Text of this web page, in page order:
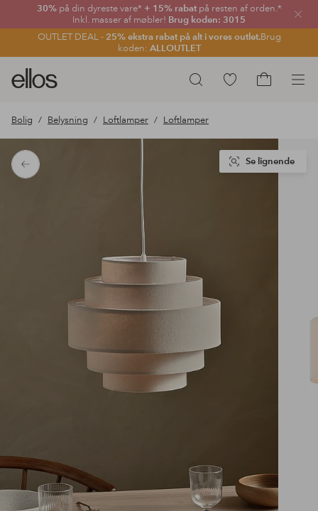
30% på din dyreste vare* + 15% rabatpå resten af orden.*
Inkl. masser af møbler! Brug koden: 3015
OUTLET DEAL - 25% ekstra rabat på alt i vores outlet.Brug
koden: ALLOUTLET
Luk
Søg
Ellos
logo
gå
forsiden
Gå
Bolig Belysning Loftlamper Loftlamper
Tilbage
Se lignende